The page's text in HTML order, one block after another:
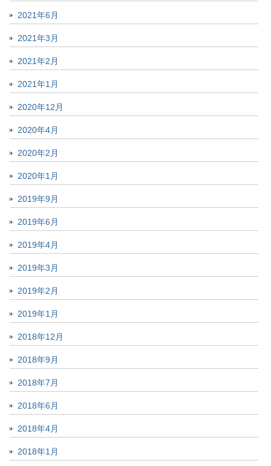
2021年6月
2021年3月
2021年2月
2021年1月
2020年12月
2020年4月
2020年2月
2020年1月
2019年9月
2019年6月
2019年4月
2019年3月
2019年2月
2019年1月
2018年12月
2018年9月
2018年7月
2018年6月
2018年4月
2018年1月